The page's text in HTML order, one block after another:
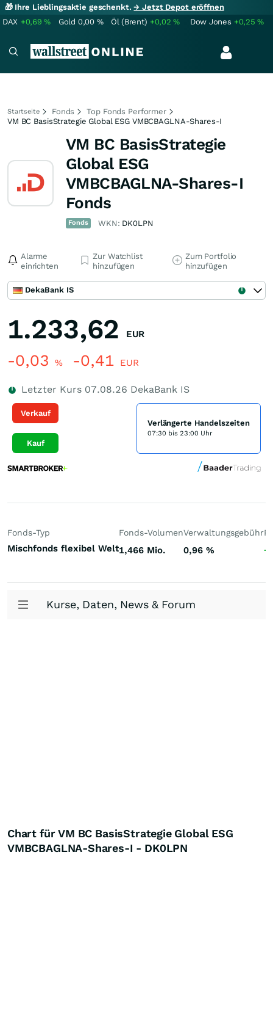
🎁 Ihre Lieblingsaktie geschenkt.→ Jetzt Depot eröffnen
DAX +0,69% Gold 0,00 % Öl (Brent) +0,02% Dow Jones +0,25%
Startseite Fonds
Top Fonds Performer
VM BC BasisStrategie Global ESG VMBCBAGLNA-Shares-I
VM BC BasisStrategie
Global ESG
VMBCBAGLNA-Shares-I
Fonds
Fonds WKN: DK0LPN
Alarme
einrichten
Zur Watchlist
hinzufügen
Zum Portfolio
hinzufügen
DekaBank IS
1.233,62 EUR
-0,03 % -0,41 EUR
Letzter Kurs 07.08.26 DekaBank IS
Verkauf
Kauf
Verlängerte Handelszeiten
07:30 bis 23:00 Uhr
Fonds-Typ
Mischfonds flexibel Welt
Fonds-Volumen
1,466 Mio.
Verwaltungsgebühr
0,96 %
Kurse, Daten, News & Forum
Chart für VM BC BasisStrategie Global ESG
VMBCBAGLNA-Shares-I - DK0LPN